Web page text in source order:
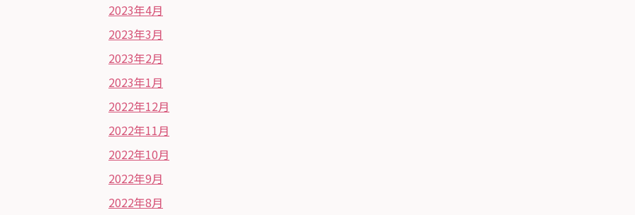
2023年4月
2023年3月
2023年2月
2023年1月
2022年12月
2022年11月
2022年10月
2022年9月
2022年8月